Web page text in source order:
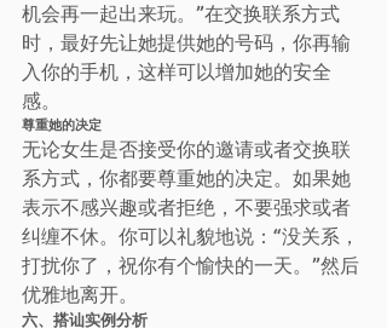
机会再一起出来玩。”在交换联系方式
时，最好先让她提供她的号码，你再输
入你的手机，这样可以增加她的安全
感。
尊重她的决定
无论女生是否接受你的邀请或者交换联
系方式，你都要尊重她的决定。如果她
表示不感兴趣或者拒绝，不要强求或者
纠缠不休。你可以礼貌地说：“没关系，
打扰你了，祝你有个愉快的一天。”然后
优雅地离开。
六、搭讪实例分析